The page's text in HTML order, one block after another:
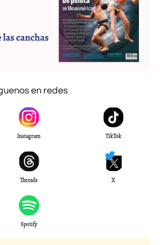
en redes
Instagram TikTok
Threads X
Spotify